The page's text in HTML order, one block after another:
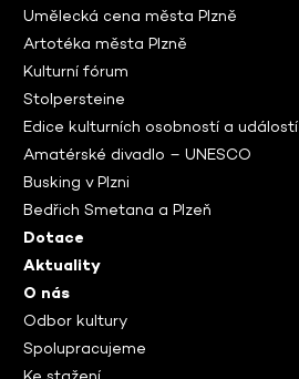
Umělecká cena města Plzně
Artotéka města Plzně
Kulturní fórum
Stolpersteine
Edice kulturních osobností a událostí
Amatérské divadlo – UNESCO
Busking v Plzni
Bedřich Smetana a Plzeň
Dotace
Aktuality
O nás
Odbor kultury
Spolupracujeme